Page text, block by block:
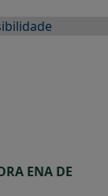
ENA DE